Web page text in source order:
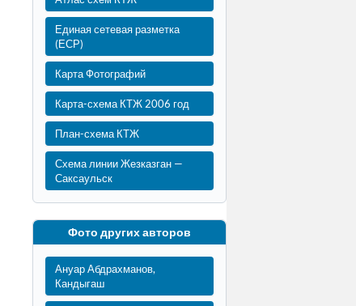
Единая сетевая разметка
(ЕСР)
Карта Фотографий
Карта-схема КТЖ 2006 год
План-схема КТЖ
Схема линии Жезказган —
Саксаульск
Фото других авторов
Ануар Абдрахманов,
Кандыгаш